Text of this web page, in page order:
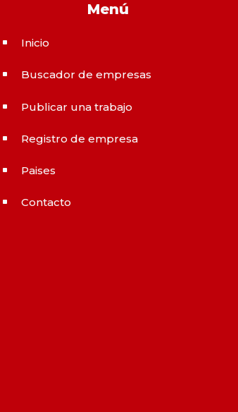
Menú
^ Inicio
^ Buscador de empresas
^ Publicar una trabajo
^ Registro de empresa
^ Paises
^ Contacto